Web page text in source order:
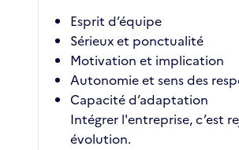
Esprit d’équipe
Sérieux et ponctualité
Motivation et implication
Autonomie et sens des
Capacité d’adaptation
Intégrer l'entreprise, c’est
évolution.